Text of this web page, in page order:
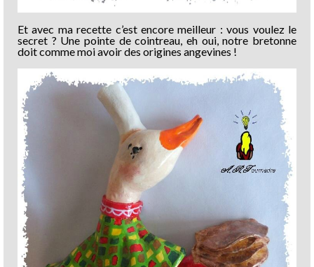
Et avec ma recette c’est encore meilleur : vous voulez le
secret ? Une pointe de cointreau, eh oui, notre bretonne
doit comme moi avoir des origines angevines !